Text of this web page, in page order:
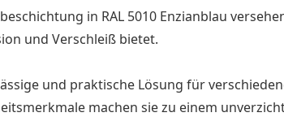
in RAL 5010 Enzianblau
und Verschleiß bietet.
und praktische Lösung für
machen sie zu einem